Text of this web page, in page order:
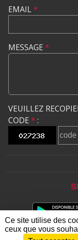
EMAIL*
MESSAGE *
VEUILLEZ
CODE * :
Ce site utilise des
ceux que vous